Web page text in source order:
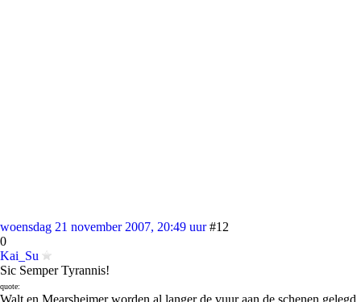
woensdag 21 november 2007, 20:49 uur #12
0
Kai_Su
Sic Semper Tyrannis!
quote:
Walt en Mearsheimer worden al langer de vuur aan de schenen gelegd